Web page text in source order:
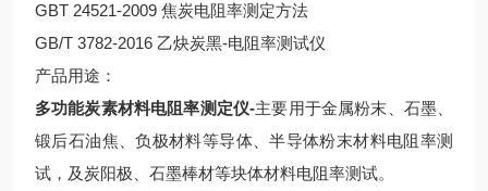
GBT 24521-2009 焦炭电阻率测定方法
GB/T 3782-2016 乙炔炭黑-电阻率测试仪
产品用途：
多功能炭素材料电阻率测定仪-主要用于金属粉末、石墨、
锻后石油焦、负极材料等导体、半导体粉末材料电阻率测
试，及炭阳极、石墨棒材等块体材料电阻率测试。